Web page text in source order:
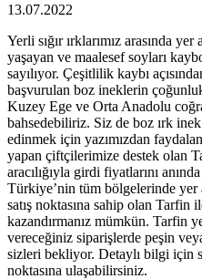
13.07.2022
Yerli sığır ırklarımız arasında
yaşayan ve maalesef soyları
sayılıyor. Çeşitlilik kaybı
başvurulan boz ineklerin
Kuzey Ege ve Orta Anadolu
bahsedebiliriz. Siz de boz ırk inek
edinmek için yazımızdan
yapan çiftçilerimize destek olan
aracılığıyla girdi fiyatlarını
Türkiye’nin tüm bölgelerinde yer
satış noktasına sahip olan Tarfin
kazandırmanız mümkün. Tarfin
vereceğiniz siparişlerde peşin
sizleri bekliyor. Detaylı bilgi için
noktasına ulaşabilirsiniz.